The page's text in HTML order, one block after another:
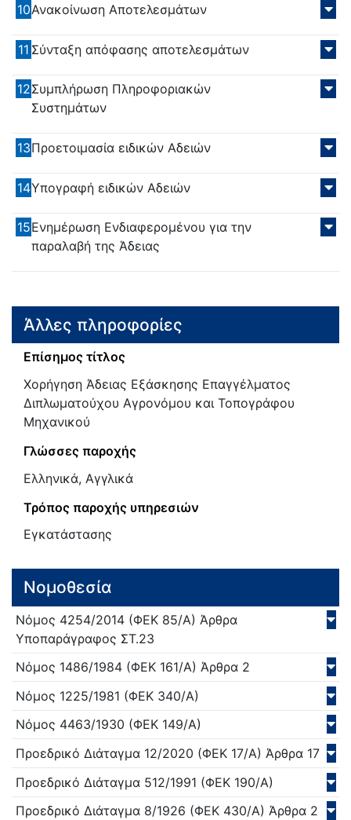
10Ανακοίνωση Αποτελεσμάτων
11 Σύνταξη απόφασης αποτελεσμάτων
12Συμπλήρωση Πληροφοριακών
Συστημάτων
13Προετοιμασία ειδικών Αδειών
14Υπογραφή ειδικών Αδειών
15Ενημέρωση Ενδιαφερομένου για την
παραλαβή της Άδειας
Άλλες πληροφορίες
Επίσημος τίτλος
Χορήγηση Άδειας Εξάσκησης Επαγγέλματος
Διπλωματούχου Αγρονόμου και Τοπογράφου
Μηχανικού
Γλώσσες παροχής
Ελληνικά, Αγγλικά
Τρόπος παροχής υπηρεσιών
Εγκατάστασης
Νομοθεσία
Νόμος 4254/2014 (ΦΕΚ 85/Α) Άρθρα
Υποπαράγραφος ΣΤ.23
Νόμος 1486/1984 (ΦΕΚ 161/Α) Άρθρα 2
Νόμος 1225/1981 (ΦΕΚ 340/Α)
Νόμος 4463/1930 (ΦΕΚ 149/Α)
Προεδρικό Διάταγμα 12/2020 (ΦΕΚ 17/Α) Άρθρα 17
Προεδρικό Διάταγμα 512/1991 (ΦΕΚ 190/Α)
Προεδρικό Διάταγμα 8/1926 (ΦΕΚ 430/Α) Άρθρα 2